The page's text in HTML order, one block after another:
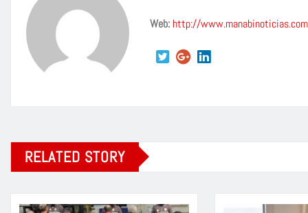
Web: http://www.manabinoticias.com
RELATED STORY